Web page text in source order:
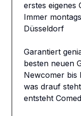
erstes eigenes
Immer
Düsseldorf
Garantiert
besten neuen
Newcomer bis
was drauf
entsteht